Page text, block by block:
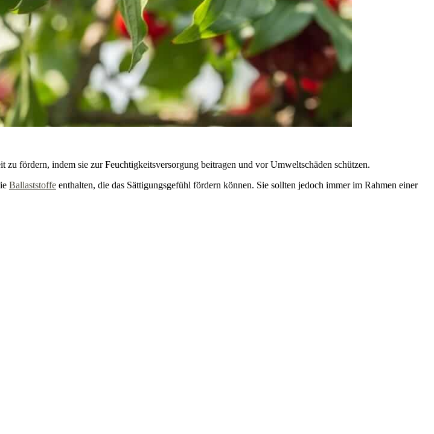
fördern, indem sie zur Feuchtigkeitsversorgung beitragen und vor Umweltschäden schützen.
Ballaststoffe enthalten, die das Sättigungsgefühl fördern können. Sie sollten jedoch immer im Rahmen einer